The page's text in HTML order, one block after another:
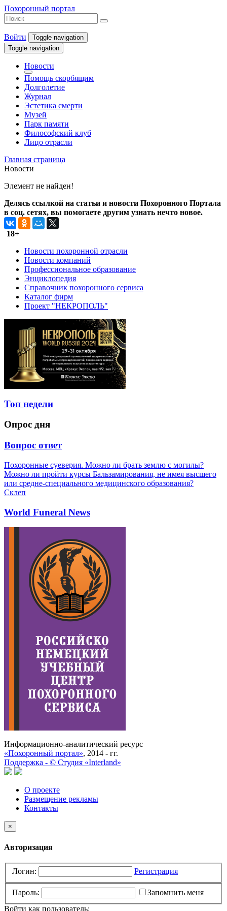
Похоронный портал
Войти
Toggle navigation
Toggle navigation
Новости
Помощь скорбящим
Долголетие
Журнал
Эстетика смерти
Музей
Парк памяти
Философский клуб
Лицо отрасли
Главная страница
Новости
Элемент не найден!
Делясь ссылкой на статьи и новости Похоронного Портала
в соц. сетях, вы помогаете другим узнать нечто новое.
18+
Новости похоронной отрасли
Новости компаний
Профессиональное образование
Энциклопедия
Справочник похоронного сервиса
Каталог фирм
Проект "НЕКРОПОЛЬ"
Топ недели
Опрос дня
Вопрос ответ
Похоронные суеверия. Можно ли брать землю с могилы?
Можно ли пройти курсы Бальзамирования, не имея высшего
или средне-специального медицинского образования?
Склеп
World Funeral News
Информационно-аналитический ресурс
«Похоронный портал», 2014 - гг.
Поддержка - © Cтудия «Interland»
О проекте
Размещение рекламы
Контакты
×
Авторизация
Логин: Регистрация
Пароль:
Запомнить меня
Войти как пользователь: